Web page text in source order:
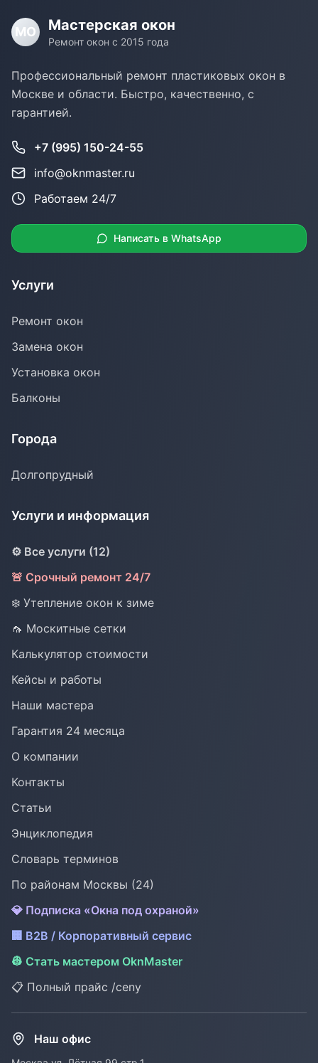
МО Мастерская окон
Ремонт окон с 2015 года
Профессиональный ремонт пластиковых окон в
Москве и области. Быстро, качественно, с
гарантией.
+7 (995) 150-24-55
info@oknmaster.ru
Работаем 24/7
Написать в WhatsApp
Услуги
Ремонт окон
Замена окон
Установка окон
Балконы
Города
Долгопрудный
Услуги и информация
⚙️ Все услуги (12)
🚨 Срочный ремонт 24/7
❄️ Утепление окон к зиме
🦟 Москитные сетки
Калькулятор стоимости
Кейсы и работы
Наши мастера
Гарантия 24 месяца
О компании
Контакты
Статьи
Энциклопедия
Словарь терминов
По районам Москвы (24)
💎 Подписка «Окна под охраной»
🏢 B2B / Корпоративный сервис
👷 Стать мастером OknMaster
📋 Полный прайс /ceny
Наш офис